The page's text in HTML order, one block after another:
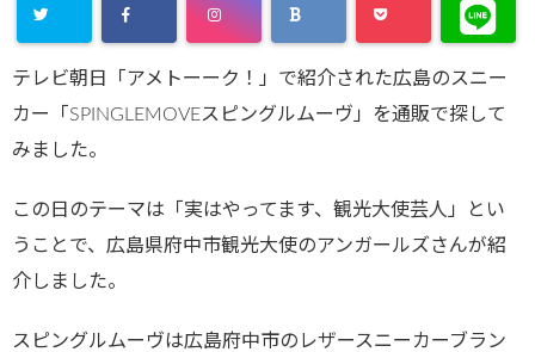
テレビ朝日「アメトーーク！」で紹介された広島のスニー
カー「SPINGLEMOVEスピングルムーヴ」を通販で探して
みました。
この日のテーマは「実はやってます、観光大使芸人」とい
うことで、広島県府中市観光大使のアンガールズさんが紹
介しました。
スピングルムーヴは広島府中市のレザースニーカーブラン